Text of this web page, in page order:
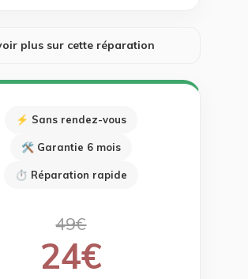
plus sur cette réparation
⚡ Sans rendez-vous
🛠 Garantie 6 mois
⏱ Réparation rapide
49€
24€